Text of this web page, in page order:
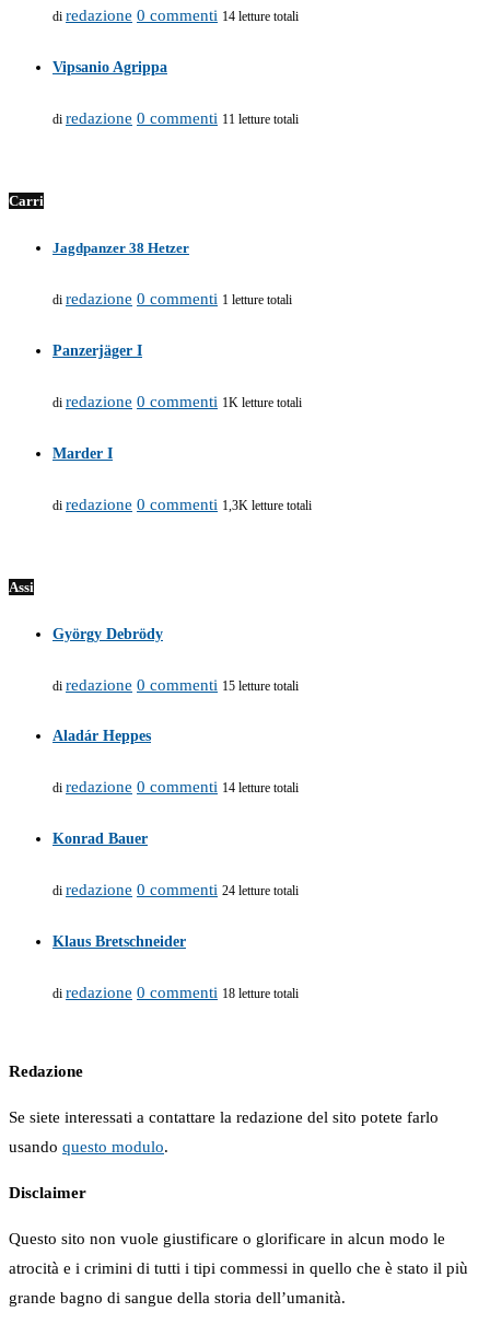
di redazione 0 commenti 14 letture totali
Vipsanio Agrippa
di redazione 0 commenti 11 letture totali
Carri
Jagdpanzer 38 Hetzer
di redazione 0 commenti 1 letture totali
Panzerjäger I
di redazione 0 commenti 1K letture totali
Marder I
di redazione 0 commenti 1,3K letture totali
Assi
György Debrödy
di redazione 0 commenti 15 letture totali
Aladár Heppes
di redazione 0 commenti 14 letture totali
Konrad Bauer
di redazione 0 commenti 24 letture totali
Klaus Bretschneider
di redazione 0 commenti 18 letture totali
Redazione
Se siete interessati a contattare la redazione del sito potete farlo
usando questo modulo.
Disclaimer
Questo sito non vuole giustificare o glorificare in alcun modo le
atrocità e i crimini di tutti i tipi commessi in quello che è stato il più
grande bagno di sangue della storia dell’umanità.